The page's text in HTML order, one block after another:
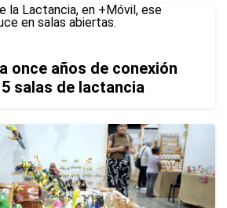
once años de conexión
salas de lactancia